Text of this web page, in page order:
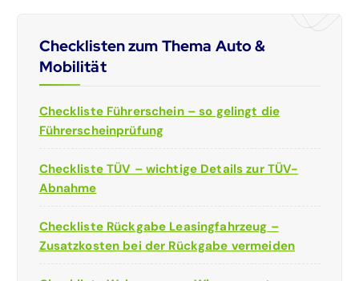
Checklisten zum Thema Auto &
Mobilität
Checkliste Führerschein – so gelingt die
Führerscheinprüfung
Checkliste TÜV – wichtige Details zur TÜV-
Abnahme
Checkliste Rückgabe Leasingfahrzeug –
Zusatzkosten bei der Rückgabe vermeiden